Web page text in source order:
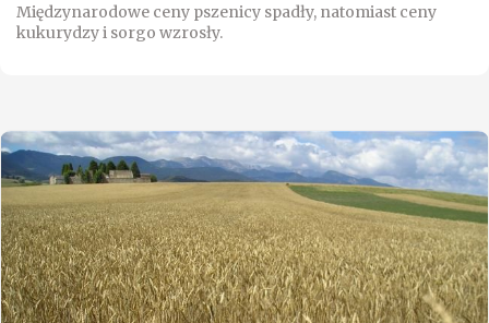
Międzynarodowe ceny pszenicy spadły, natomiast ceny
kukurydzy i sorgo wzrosły.